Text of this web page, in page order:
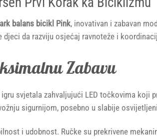
balans bicikl Pink, inovativan i zabavan
da razviju osjećaj ravnoteže i
Zabavu
svjetala zahvaljujući LED točkovima koji
sigurnijom, posebno u slabije
i udobnost. Ručke su prekrivene